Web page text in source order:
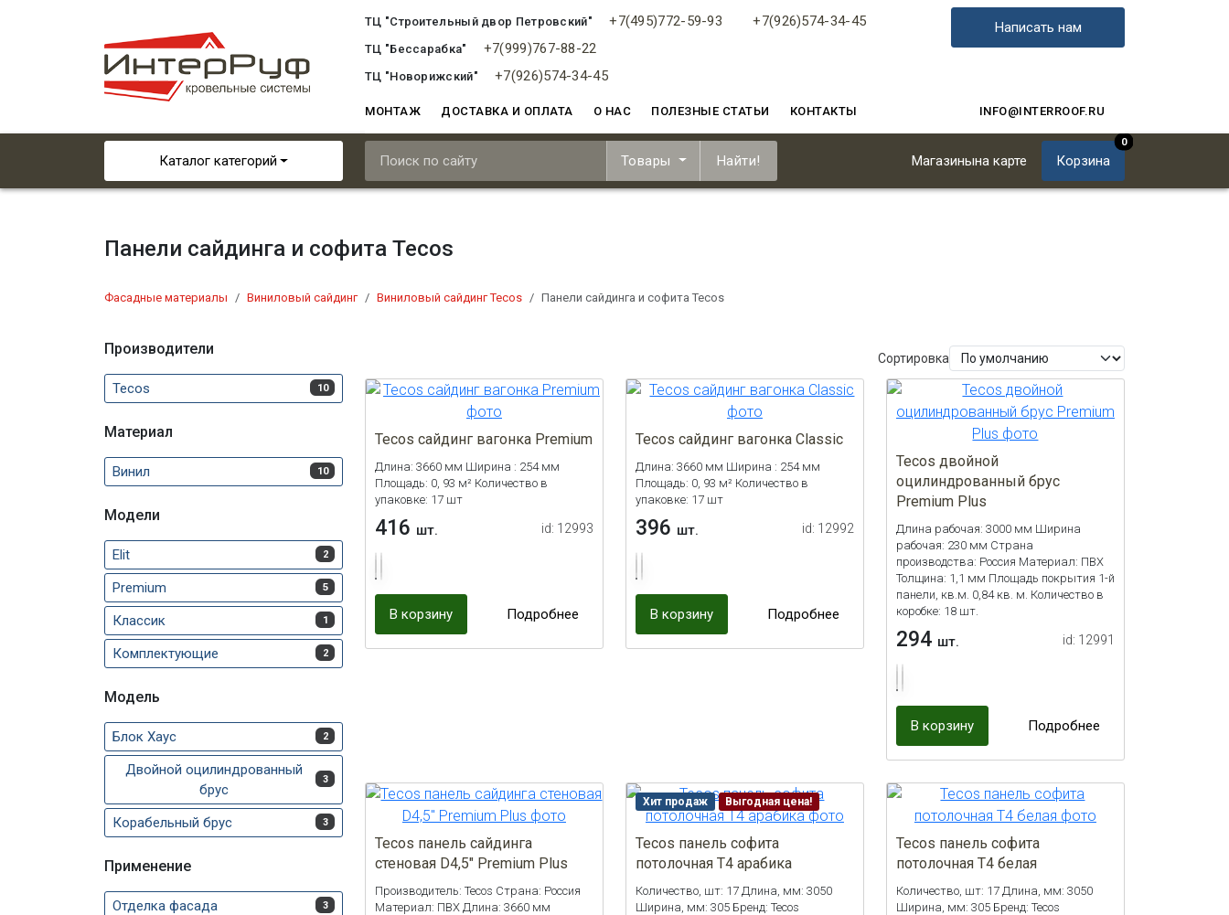
ТЦ "Строительный двор Петровский" +7(495)772-59-93 +7(926)574-34-45
ТЦ "Бессарабка" +7(999)767-88-22
ТЦ "Новорижский" +7(926)574-34-45
Написать нам
МОНТАЖ ДОСТАВКА И ОПЛАТА О НАС ПОЛЕЗНЫЕ СТАТЬИ КОНТАКТЫ INFO@INTERROOF.RU
Каталог категорий Товары Найти! Магазинына карте Корзина
0
Панели сайдинга и софита Tecos
Фасадные материалы Виниловый сайдинг Виниловый сайдинг Tecos Панели сайдинга и софита Tecos
Производители
Tecos 10
Материал
Винил 10
Модели
Elit 2
Premium 5
Классик 1
Комплектующие 2
Модель
Блок Хаус 2
Двойной оцилиндрованный
брус
3
Корабельный брус 3
Применение
Отделка фасада 3
Сортировка
Tecos сайдинг вагонка Premium
Длина: 3660 мм Ширина : 254 мм
Площадь: 0, 93 м² Количество в
упаковке: 17 шт
416 шт. id: 12993
В корзину Подробнее
Tecos сайдинг вагонка Classic
Длина: 3660 мм Ширина : 254 мм
Площадь: 0, 93 м² Количество в
упаковке: 17 шт
396 шт. id: 12992
В корзину Подробнее
Tecos двойной
оцилиндрованный брус
Premium Plus
Длина рабочая: 3000 мм Ширина
рабочая: 230 мм Страна
производства: Россия Материал: ПВХ
Толщина: 1,1 мм Площадь покрытия 1-й
панели, кв.м. 0,84 кв. м. Количество в
коробке: 18 шт.
294 шт. id: 12991
В корзину Подробнее
Tecos панель сайдинга
стеновая D4,5" Premium Plus
Производитель: Tecos Страна: Россия
Материал: ПВХ Длина: 3660 мм
Хит продаж Выгодная цена!
Tecos панель софита
потолочная Т4 арабика
Количество, шт: 17 Длина, мм: 3050
Ширина, мм: 305 Бренд: Tecos
Tecos панель софита
потолочная Т4 белая
Количество, шт: 17 Длина, мм: 3050
Ширина, мм: 305 Бренд: Tecos